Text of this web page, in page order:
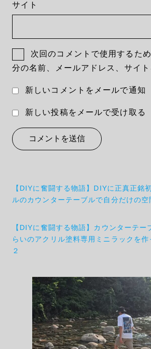
サイト
次回のコメントで使用するた
分の名前、メールアドレス、サイト
新しいコメントをメールで通知
新しい投稿をメールで受け取る
投
稿
ビ
ゲ
【DIYに奮闘する物語】DIYに正真正銘
ルのカウンターテーブルで自分だけの
【DIYに奮闘する物語】カウンターテー
らいのアクリル塗料専用ミニラックを
２